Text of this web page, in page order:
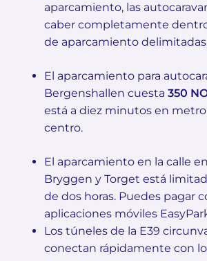
aparcamiento, las
caber completamente
de aparcamiento
El aparcamiento para
Bergenshallen cuesta 350
está a diez minutos en
centro.
El aparcamiento en la calle
Bryggen y Torget está
de dos horas. Puedes pagar
aplicaciones móviles
Los túneles de la E39
conectan rápidamente con